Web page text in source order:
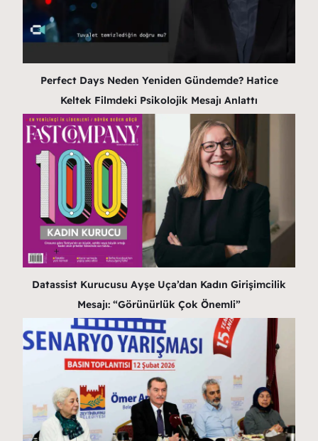
Perfect Days Neden Yeniden Gündemde? Hatice
Keltek Filmdeki Psikolojik Mesajı Anlattı
Datassist Kurucusu Ayşe Uça’dan Kadın Girişimcilik
Mesajı: “Görünürlük Çok Önemli”